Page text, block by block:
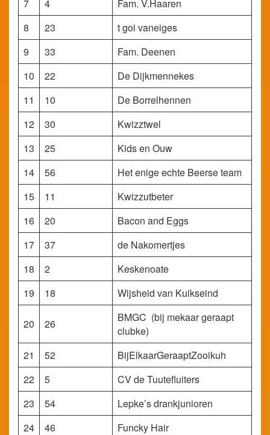
7
4
Fam. V.Haaren
8
23
t goi vaneiges
9
33
Fam. Deenen
10
22
De Dijkmennekes
11
10
De Borrelhennen
12
30
Kwizztwel
13
25
Kids en Ouw
14
56
Het enige echte Beerse team
15
11
Kwizzutbeter
16
20
Bacon and Eggs
17
37
de Nakomertjes
18
2
Keskenoate
19
18 Wijsheid van Kuikseind
20 26
BMGC (bij mekaar geraapt
clubke)
21
52
BijElkaarGeraaptZooikuh
22
5
CV de Tuutefluiters
23
54
Lepke’s drankjunioren
24
46
Funcky Hair